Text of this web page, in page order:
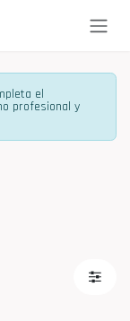
el
profesional y